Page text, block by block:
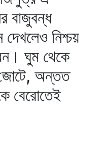
বাজুবন্ধ
নিশ্চয়
ঘুম থেকে
জোটে, অন্তত
বেরোতেই